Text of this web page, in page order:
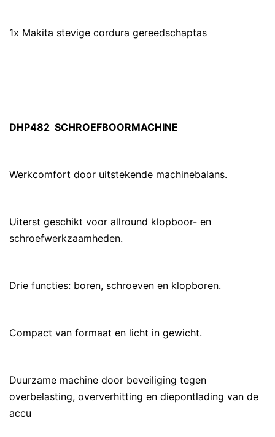
1x Makita stevige cordura gereedschaptas
DHP482 SCHROEFBOORMACHINE
Werkcomfort door uitstekende machinebalans.
Uiterst geschikt voor allround klopboor- en
schroefwerkzaamheden.
Drie functies: boren, schroeven en klopboren.
Compact van formaat en licht in gewicht.
Duurzame machine door beveiliging tegen
overbelasting, oververhitting en diepontlading van de
accu